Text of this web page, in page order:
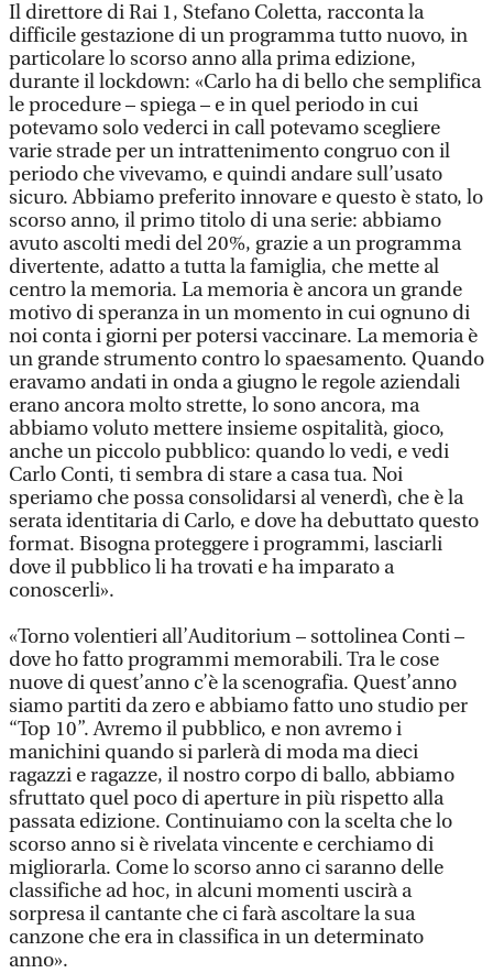
Il direttore di Rai 1, Stefano Coletta, racconta la
difficile gestazione di un programma tutto nuovo, in
particolare lo scorso anno alla prima edizione,
durante il lockdown: «Carlo ha di bello che semplifica
le procedure – spiega – e in quel periodo in cui
potevamo solo vederci in call potevamo scegliere
varie strade per un intrattenimento congruo con il
periodo che vivevamo, e quindi andare sull’usato
sicuro. Abbiamo preferito innovare e questo è stato, lo
scorso anno, il primo titolo di una serie: abbiamo
avuto ascolti medi del 20%, grazie a un programma
divertente, adatto a tutta la famiglia, che mette al
centro la memoria. La memoria è ancora un grande
motivo di speranza in un momento in cui ognuno di
noi conta i giorni per potersi vaccinare. La memoria è
un grande strumento contro lo spaesamento. Quando
eravamo andati in onda a giugno le regole aziendali
erano ancora molto strette, lo sono ancora, ma
abbiamo voluto mettere insieme ospitalità, gioco,
anche un piccolo pubblico: quando lo vedi, e vedi
Carlo Conti, ti sembra di stare a casa tua. Noi
speriamo che possa consolidarsi al venerdì, che è la
serata identitaria di Carlo, e dove ha debuttato questo
format. Bisogna proteggere i programmi, lasciarli
dove il pubblico li ha trovati e ha imparato a
conoscerli».
«Torno volentieri all’Auditorium – sottolinea Conti –
dove ho fatto programmi memorabili. Tra le cose
nuove di quest’anno c’è la scenografia. Quest’anno
siamo partiti da zero e abbiamo fatto uno studio per
“Top 10”. Avremo il pubblico, e non avremo i
manichini quando si parlerà di moda ma dieci
ragazzi e ragazze, il nostro corpo di ballo, abbiamo
sfruttato quel poco di aperture in più rispetto alla
passata edizione. Continuiamo con la scelta che lo
scorso anno si è rivelata vincente e cerchiamo di
migliorarla. Come lo scorso anno ci saranno delle
classifiche ad hoc, in alcuni momenti uscirà a
sorpresa il cantante che ci farà ascoltare la sua
canzone che era in classifica in un determinato
anno».